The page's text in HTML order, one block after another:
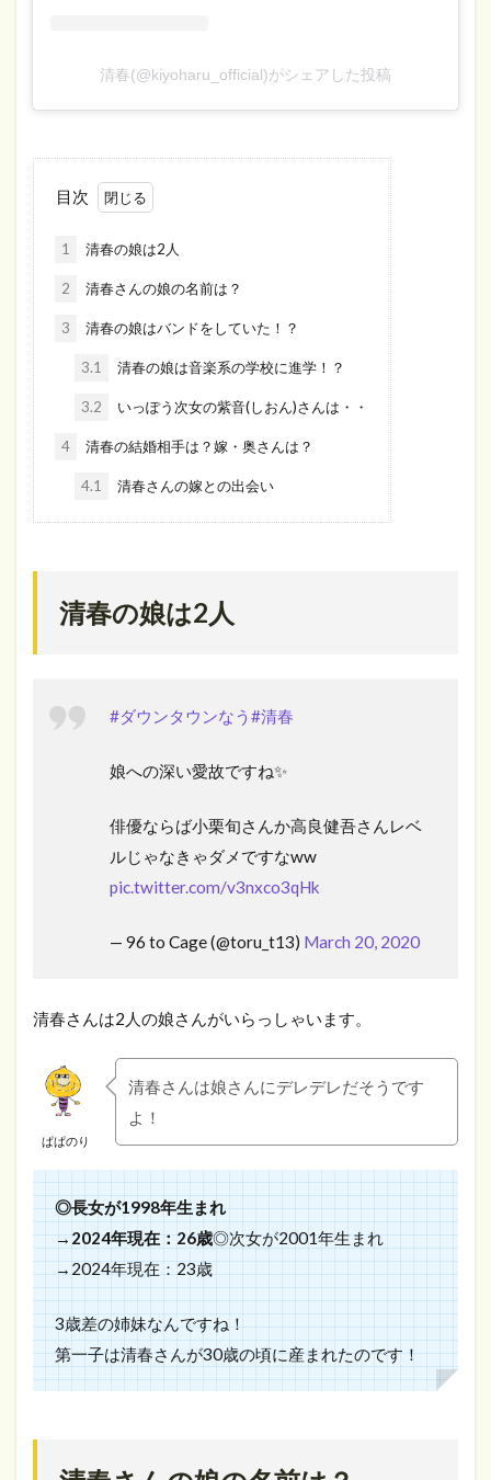
清春(@kiyoharu_official)がシェアした投稿
目次
1 清春の娘は2人
2 清春さんの娘の名前は？
3 清春の娘はバンドをしていた！？
3.1 清春の娘は音楽系の学校に進学！？
3.2 いっぽう次女の紫音(しおん)さんは・・
4 清春の結婚相手は？嫁・奥さんは？
4.1 清春さんの嫁との出会い
清春の娘は2人
#ダウンタウンなう #清春
娘への深い愛故ですね✨
俳優ならば小栗旬さんか高良健吾さんレベ
ルじゃなきゃダメですなww
pic.twitter.com/v3nxco3qHk
— 96 to Cage (@toru_t13) March 20, 2020
清春さんは2人の娘さんがいらっしゃいます。
ぱぱのり
清春さんは娘さんにデレデレだそうです
よ！
◎長女が1998年生まれ
→2024年現在：26歳◎次女が2001年生まれ
→2024年現在：23歳
3歳差の姉妹なんですね！
第一子は清春さんが30歳の頃に産まれたのです！